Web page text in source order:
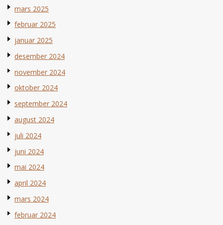
mars 2025
februar 2025
januar 2025
desember 2024
november 2024
oktober 2024
september 2024
august 2024
juli 2024
juni 2024
mai 2024
april 2024
mars 2024
februar 2024